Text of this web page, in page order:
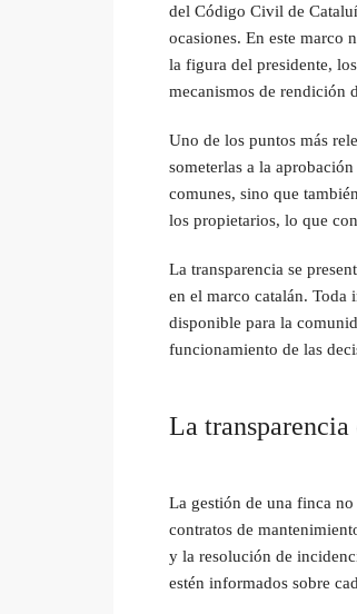
del Código Civil de
ocasiones. En este marco
la figura del presidente,
mecanismos de rendición
Uno de los puntos más
someterlas a la
comunes, sino que
los propietarios, lo que
La transparencia se
en el marco catalán. Toda
disponible para la
funcionamiento de las
La
La gestión de una finca
contratos de
y la resolución de
estén informados sobre